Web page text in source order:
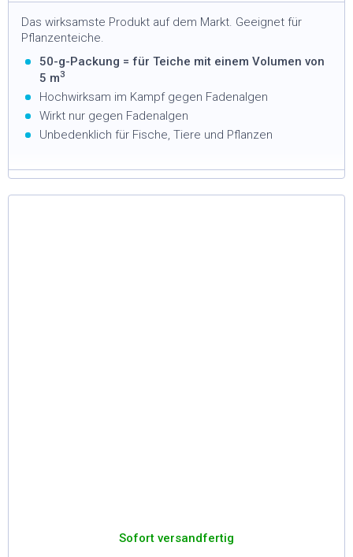
Das wirksamste Produkt auf dem Markt. Geeignet für
Pflanzenteiche.
50-g-Packung = für Teiche mit einem Volumen von
5 m3
Hochwirksam im Kampf gegen Fadenalgen
Wirkt nur gegen Fadenalgen
Unbedenklich für Fische, Tiere und Pflanzen
Sofort versandfertig